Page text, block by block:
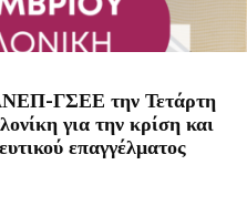
ΓΣΕΕ την Τετάρτη
για την κρίση και
επαγγέλματος